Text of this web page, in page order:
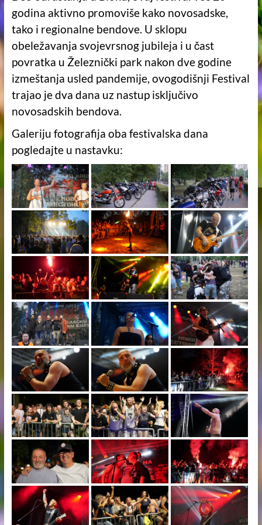
godina aktivno promoviše kako novosadske,
tako i regionalne bendove. U sklopu
obeležavanja svojevrsnog jubileja i u čast
povratka u Železnički park nakon dve godine
izmeštanja usled pandemije, ovogodišnji Festival
trajao je dva dana uz nastup isključivo
novosadskih bendova.
Galeriju fotografija oba festivalska dana
pogledajte u nastavku: